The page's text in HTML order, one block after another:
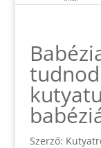
tudnod
Szerző: